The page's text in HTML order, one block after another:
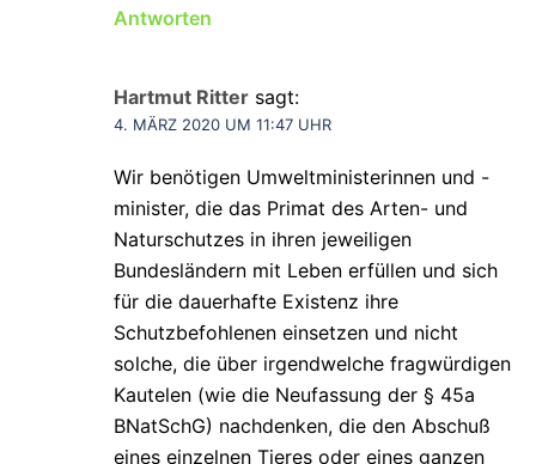
Antworten
Hartmut Ritter sagt:
4. MÄRZ 2020 UM 11:47 UHR
Wir benötigen Umweltministerinnen und -
minister, die das Primat des Arten- und
Naturschutzes in ihren jeweiligen
Bundesländern mit Leben erfüllen und sich
für die dauerhafte Existenz ihre
Schutzbefohlenen einsetzen und nicht
solche, die über irgendwelche fragwürdigen
Kautelen (wie die Neufassung der § 45a
BNatSchG) nachdenken, die den Abschuß
eines einzelnen Tieres oder eines ganzen